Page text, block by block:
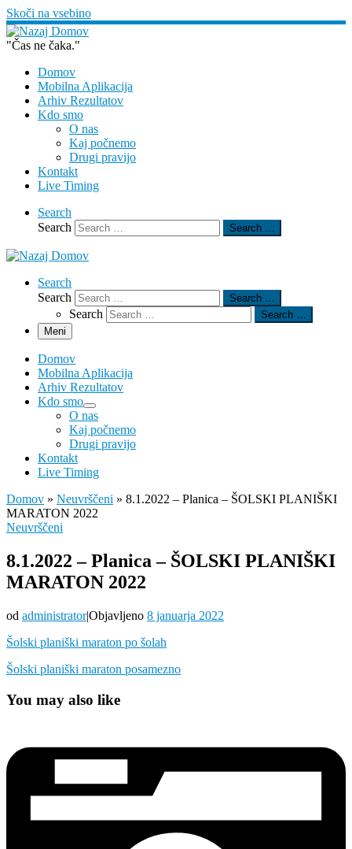
Skoči na vsebino
"Čas ne čaka."
Domov
Mobilna Aplikacija
Arhiv Rezultatov
Kdo smo
O nas
Kaj počnemo
Drugi pravijo
Kontakt
Live Timing
Search
Search
Search …
Search
Search
Search …
Search
Search …
Meni
Domov
Mobilna Aplikacija
Arhiv Rezultatov
Kdo smo
O nas
Kaj počnemo
Drugi pravijo
Kontakt
Live Timing
Domov » Neuvrščeni » 8.1.2022 – Planica – ŠOLSKI PLANIŠKI
MARATON 2022
Neuvrščeni
8.1.2022 – Planica – ŠOLSKI PLANIŠKI
MARATON 2022
od administrator|Objavljeno 8 januarja 2022
Šolski planiški maraton po šolah
Šolski planiški maraton posamezno
You may also like